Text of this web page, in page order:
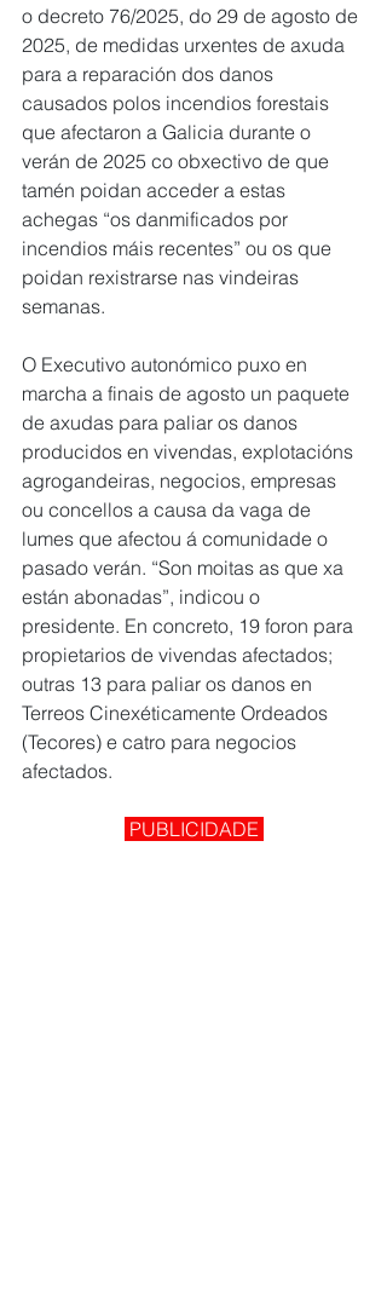
o decreto 76/2025, do 29 de agosto de
2025, de medidas urxentes de axuda
para a reparación dos danos
causados polos incendios forestais
que afectaron a Galicia durante o
verán de 2025 co obxectivo de que
tamén poidan acceder a estas
achegas “os danmificados por
incendios máis recentes” ou os que
poidan rexistrarse nas vindeiras
semanas.
O Executivo autonómico puxo en
marcha a finais de agosto un paquete
de axudas para paliar os danos
producidos en vivendas, explotacións
agrogandeiras, negocios, empresas
ou concellos a causa da vaga de
lumes que afectou á comunidade o
pasado verán. “Son moitas as que xa
están abonadas”, indicou o
presidente. En concreto, 19 foron para
propietarios de vivendas afectados;
outras 13 para paliar os danos en
Terreos Cinexéticamente Ordeados
(Tecores) e catro para negocios
afectados.
PUBLICIDADE